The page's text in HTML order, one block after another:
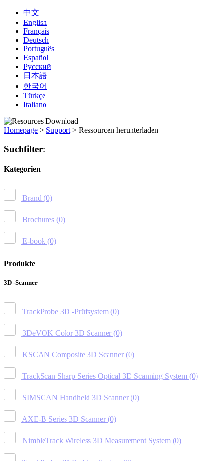
中文
English
Français
Deutsch
Português
Español
Русский
日本語
한국어
Türkçe
Italiano
Homepage > Support > Ressourcen herunterladen
Suchfilter:
Kategorien
Brand (0)
Brochures (0)
E-book (0)
Produkte
3D -Scanner
TrackProbe 3D -Prüfsystem (0)
3DeVOK Color 3D Scanner (0)
KSCAN Composite 3D Scanner (0)
TrackScan Sharp Series Optical 3D Scanning System (0)
SIMSCAN Handheld 3D Scanner (0)
AXE-B Series 3D Scanner (0)
NimbleTrack Wireless 3D Measurement System (0)